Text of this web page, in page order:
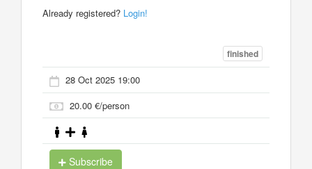
Already registered? Login!
finished
28 Oct 2025 19:00
20.00 €/person
Subscribe